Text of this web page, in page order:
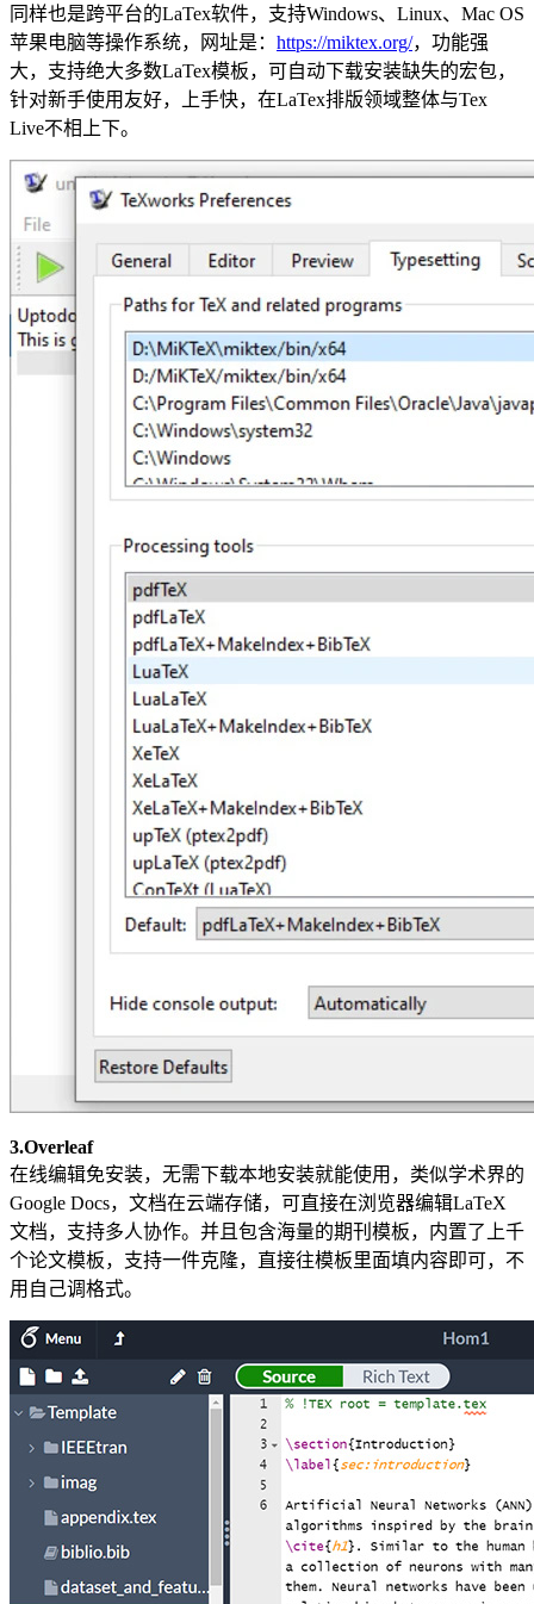
同样也是跨平台的LaTex软件，支持Windows、Linux、Mac OS
苹果电脑等操作系统，网址是： https://miktex.org/，功能强
大，支持绝大多数LaTex模板，可自动下载安装缺失的宏包，
针对新手使用友好，上手快，在LaTex排版领域整体与Tex
Live不相上下。
3.Overleaf
在线编辑免安装，无需下载本地安装就能使用，类似学术界的
Google Docs，文档在云端存储，可直接在浏览器编辑LaTeX
文档，支持多人协作。并且包含海量的期刊模板，内置了上千
个论文模板，支持一件克隆，直接往模板里面填内容即可，不
用自己调格式。